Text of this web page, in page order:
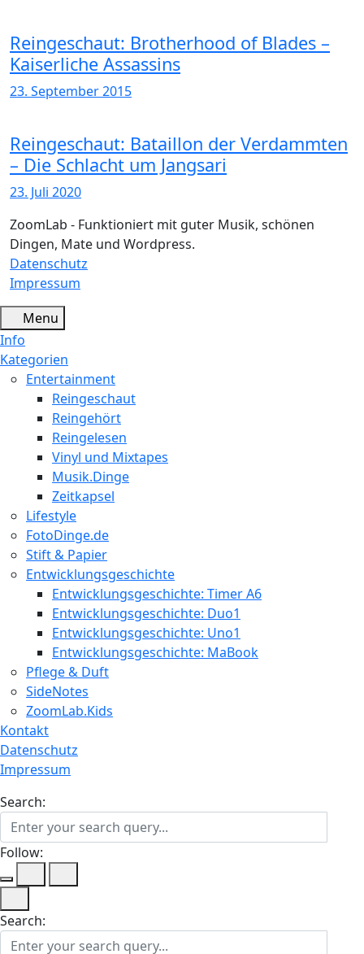
Reingeschaut: Brotherhood of Blades –
Kaiserliche Assassins
23. September 2015
Reingeschaut: Bataillon der Verdammten
– Die Schlacht um Jangsari
23. Juli 2020
ZoomLab - Funktioniert mit guter Musik, schönen
Dingen, Mate und Wordpress.
Datenschutz
Impressum
Menu
Info
Kategorien
Entertainment
Reingeschaut
Reingehört
Reingelesen
Vinyl und Mixtapes
Musik.Dinge
Zeitkapsel
Lifestyle
FotoDinge.de
Stift & Papier
Entwicklungsgeschichte
Entwicklungsgeschichte: Timer A6
Entwicklungsgeschichte: Duo1
Entwicklungsgeschichte: Uno1
Entwicklungsgeschichte: MaBook
Pflege & Duft
SideNotes
ZoomLab.Kids
Kontakt
Datenschutz
Impressum
Search:
Follow:
Search: